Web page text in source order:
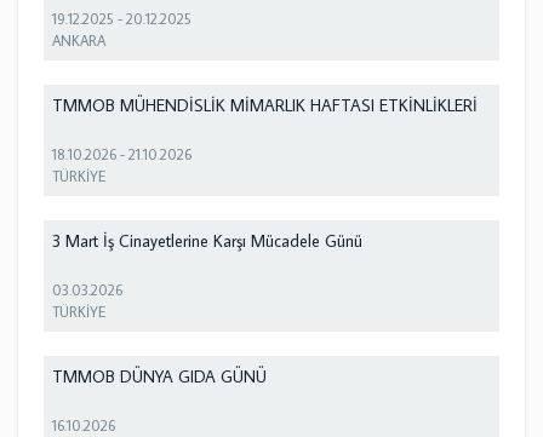
19.12.2025 -20.12.2025
ANKARA
TMMOB MÜHENDİSLİK MİMARLIK HAFTASI ETKİNLİKLERİ
18.10.2026 -21.10.2026
TÜRKİYE
3 Mart İş Cinayetlerine Karşı Mücadele Günü
03.03.2026
TÜRKİYE
TMMOB DÜNYA GIDA GÜNÜ
16.10.2026